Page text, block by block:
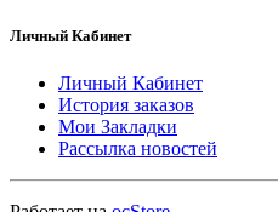
Личный Кабинет
Личный Кабинет
История заказов
Мои Закладки
Рассылка новостей